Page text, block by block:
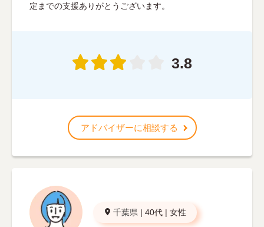
定までの支援ありがとうございます。
3.8
アドバイザーに相談する
千葉県 | 40代 | 女性